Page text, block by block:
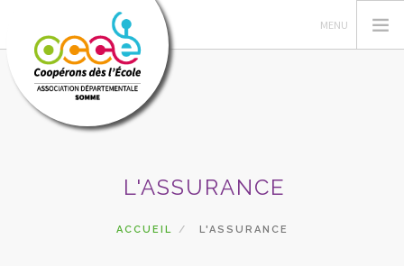
GÉRER SA COOPÉRATIVEL'ASSURANCE
ACCUEIL L'ASSURANCE